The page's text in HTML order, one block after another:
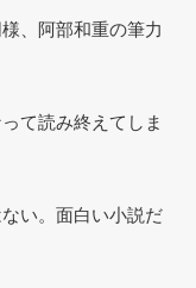
、阿部和重の筆力
て読み終えてしま
い。面白い小説だ